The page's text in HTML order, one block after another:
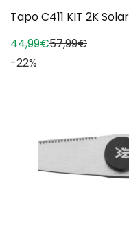
Tapo C411 KIT 2K
44,99€57,99€
-22%